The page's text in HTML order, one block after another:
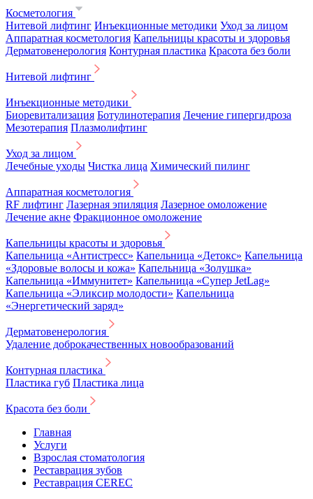
Косметология
Нитевой лифтинг Инъекционные методики Уход за лицом
Аппаратная косметология Капельницы красоты и здоровья
Дерматовенерология Контурная пластика Красота без боли
Нитевой лифтинг
Инъекционные методики
Биоревитализация Ботулинотерапия Лечение гипергидроза
Мезотерапия Плазмолифтинг
Уход за лицом
Лечебные уходы Чистка лица Химический пилинг
Аппаратная косметология
RF лифтинг Лазерная эпиляция Лазерное омоложение
Лечение акне Фракционное омоложение
Капельницы красоты и здоровья
Капельница «Антистресс» Капельница «Детокс» Капельница
«Здоровые волосы и кожа» Капельница «Золушка»
Капельница «Иммунитет» Капельница «Супер JetLag»
Капельница «Эликсир молодости» Капельница
«Энергетический заряд»
Дерматовенерология
Удаление доброкачественных новообразований
Контурная пластика
Пластика губ Пластика лица
Красота без боли
Главная
Услуги
Взрослая стоматология
Реставрация зубов
Реставрация CEREC